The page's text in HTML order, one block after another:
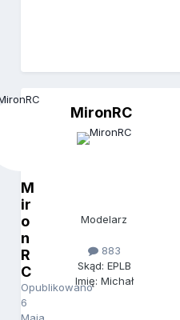
M
ir
o
n
R
C
Opublikowano
6
MironRC
Modelarz
883
Skąd: EPLB
Imię: Michał